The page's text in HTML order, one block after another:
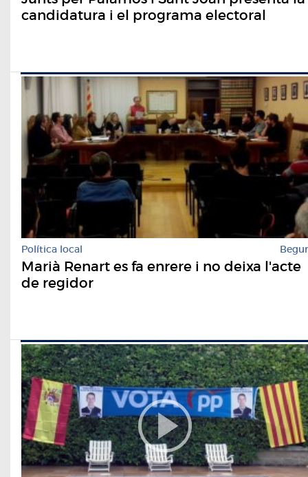
candidatura i el programa electoral
Política local Begur
Marià Renart es fa enrere i no deixa l'acte
de regidor